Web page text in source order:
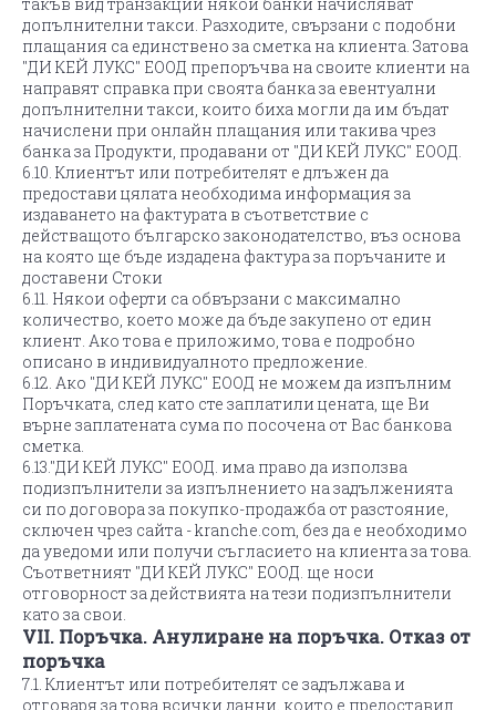
допълнителни такси. Разходите, свързани с подобни
плащания са единствено за сметка на клиента. Затова
"ДИ КЕЙ ЛУКС" ЕООД препоръчва на своите клиенти на
направят справка при своята банка за евентуални
допълнителни такси, които биха могли да им бъдат
начислени при онлайн плащания или такива чрез
банка за Продукти, продавани от "ДИ КЕЙ ЛУКС" ЕООД.
6.10. Клиентът или потребителят е длъжен да
предостави цялата необходима информация за
издаването на фактурата в съответствие с
действащото българско законодателство, въз основа
на която ще бъде издадена фактура за поръчаните и
доставени Стоки
6.11. Някои оферти са обвързани с максимално
количество, което може да бъде закупено от един
клиент. Ако това е приложимо, това е подробно
описано в индивидуалното предложение.
6.12. Ако "ДИ КЕЙ ЛУКС" ЕООД не можем да изпълним
Поръчката, след като сте заплатили цената, ще Ви
върне заплатената сума по посочена от Вас банкова
сметка.
6.13."ДИ КЕЙ ЛУКС" ЕООД. има право да използва
подизпълнители за изпълнението на задълженията
си по договора за покупко-продажба от разстояние,
сключен чрез сайта - kranche.com, без да е необходимо
да уведоми или получи съгласието на клиента за това.
Съответният "ДИ КЕЙ ЛУКС" ЕООД. ще носи
отговорност за действията на тези подизпълнители
като за свои.
VII. Поръчка. Анулиране на поръчка. Отказ от
поръчка
7.1. Клиентът или потребителят се задължава и
отговаря за това всички данни, които е предоставил